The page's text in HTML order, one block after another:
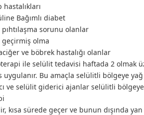
hastalıkları
Bağımlı diabet
pıhtılaşma sorunu olanlar
geçirmiş olma
ve böbrek hastalığı olanlar
ile selülit tedavisi haftada 2 olmak
uygulanır. Bu amaçla selülitli bölgeye
ve selülit giderici ajanlar selülitli
kısa sürede geçer ve bunun dışında